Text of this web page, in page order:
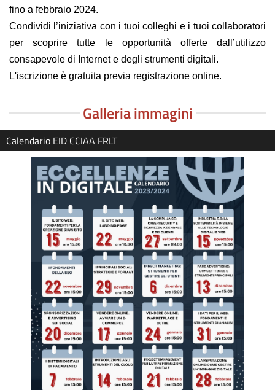
fino a febbraio 2024.
Condividi l’iniziativa con i tuoi colleghi e i tuoi collaboratori
per scoprire tutte le opportunità offerte dall’utilizzo
consapevole di Internet e degli strumenti digitali.
L'iscrizione è gratuita previa registrazione online.
Galleria immagini
Calendario EID CCIAA FRLT